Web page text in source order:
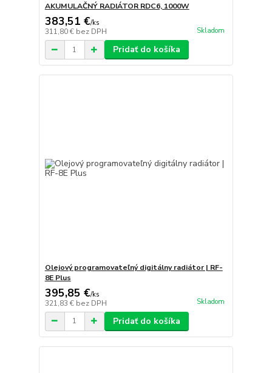
AKUMULAČNÝ RADIÁTOR RDC6, 1000W
383,51 €/ks
311,80 € bez DPH Skladom
Pridať do košíka
Olejový programovateľný digitálny radiátor | RF-
8E Plus
395,85 €/ks
321,83 € bez DPH Skladom
Pridať do košíka